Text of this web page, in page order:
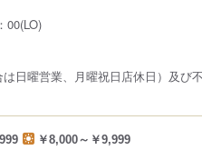
00(LO)
日曜営業、月曜祝日店休日）及び
￥8,000～￥9,999